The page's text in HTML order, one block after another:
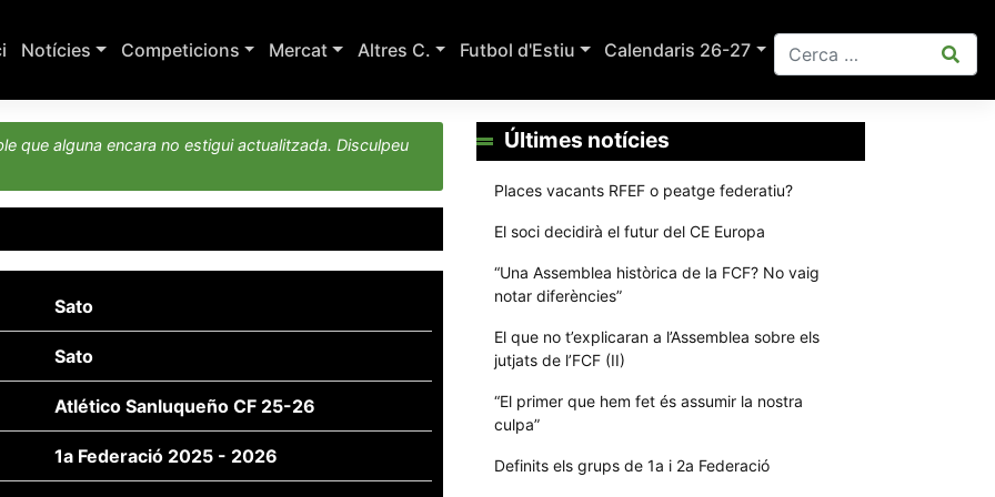
Notícies Competicions Mercat Altres C. Futbol d'Estiu Calendaris 26-27
que alguna encara no estigui actualitzada. Disculpeu
Sato
Sato
Atlético Sanluqueño CF 25-26
1a Federació 2025 - 2026
Últimes notícies
Places vacants RFEF o peatge federatiu?
El soci decidirà el futur del CE Europa
“Una Assemblea històrica de la FCF? No vaig
notar diferències”
El que no t’explicaran a l’Assemblea sobre els
jutjats de l’FCF (II)
“El primer que hem fet és assumir la nostra
culpa”
Definits els grups de 1a i 2a Federació